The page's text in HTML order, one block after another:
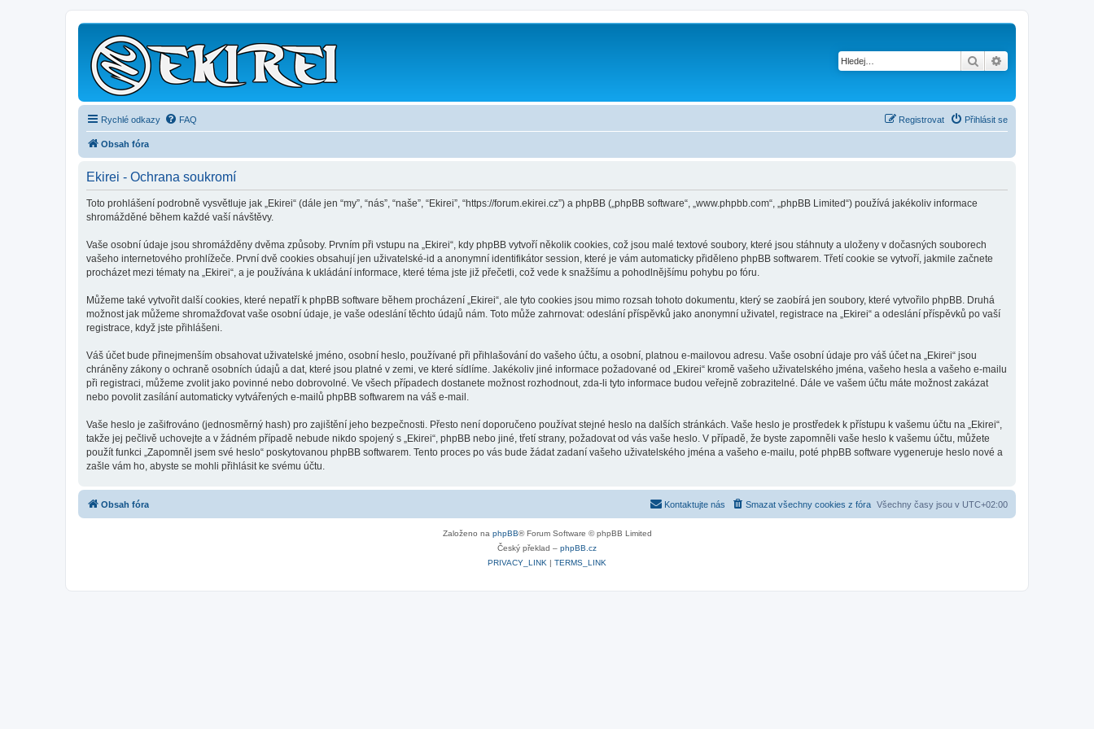
Hledat
Rychlé odkazy FAQ Přihlásit se
Registrovat
Obsah fóra
Ekirei - Ochrana soukromí
Toto prohlášení podrobně vysvětluje jak „Ekirei“ (dále jen “my”, “nás”, “naše”, “Ekirei”, “https://forum.ekirei.cz”) a phpBB („phpBB software“, „www.phpbb.com“, „phpBB Limited“) používá jakékoliv informace
shromážděné během každé vaší návštěvy.
Vaše osobní údaje jsou shromážděny dvěma způsoby. Prvním při vstupu na „Ekirei“, kdy phpBB vytvoří několik cookies, což jsou malé textové soubory, které jsou stáhnuty a uloženy v dočasných souborech
vašeho internetového prohlížeče. První dvě cookies obsahují jen uživatelské-id a anonymní identifikátor session, které je vám automaticky přiděleno phpBB softwarem. Třetí cookie se vytvoří, jakmile začnete
procházet mezi tématy na „Ekirei“, a je používána k ukládání informace, které téma jste již přečetli, což vede k snažšímu a pohodlnějšímu pohybu po fóru.
Můžeme také vytvořit další cookies, které nepatří k phpBB software během procházení „Ekirei“, ale tyto cookies jsou mimo rozsah tohoto dokumentu, který se zaobírá jen soubory, které vytvořilo phpBB. Druhá
možnost jak můžeme shromažďovat vaše osobní údaje, je vaše odeslání těchto údajů nám. Toto může zahrnovat: odeslání příspěvků jako anonymní uživatel, registrace na „Ekirei“ a odeslání příspěvků po vaší
registrace, když jste přihlášeni.
Váš účet bude přinejmenším obsahovat uživatelské jméno, osobní heslo, používané při přihlašování do vašeho účtu, a osobní, platnou e-mailovou adresu. Vaše osobní údaje pro váš účet na „Ekirei“ jsou
chráněny zákony o ochraně osobních údajů a dat, které jsou platné v zemi, ve které sídlíme. Jakékoliv jiné informace požadované od „Ekirei“ kromě vašeho uživatelského jména, vašeho hesla a vašeho e-mailu
při registraci, můžeme zvolit jako povinné nebo dobrovolné. Ve všech případech dostanete možnost rozhodnout, zda-li tyto informace budou veřejně zobrazitelné. Dále ve vašem účtu máte možnost zakázat
nebo povolit zasílání automaticky vytvářených e-mailů phpBB softwarem na váš e-mail.
Vaše heslo je zašifrováno (jednosměrný hash) pro zajištění jeho bezpečnosti. Přesto není doporučeno používat stejné heslo na dalších stránkách. Vaše heslo je prostředek k přístupu k vašemu účtu na „Ekirei“,
takže jej pečlivě uchovejte a v žádném případě nebude nikdo spojený s „Ekirei“, phpBB nebo jiné, třetí strany, požadovat od vás vaše heslo. V případě, že byste zapomněli vaše heslo k vašemu účtu, můžete
použít funkci „Zapomněl jsem své heslo“ poskytovanou phpBB softwarem. Tento proces po vás bude žádat zadaní vašeho uživatelského jména a vašeho e-mailu, poté phpBB software vygeneruje heslo nové a
zašle vám ho, abyste se mohli přihlásit ke svému účtu.
Obsah fóra Všechny časy jsou v UTC+02:00
Smazat všechny cookies z fóra
Kontaktujte nás
Založeno na phpBB® Forum Software © phpBB Limited
Český překlad – phpBB.cz
PRIVACY_LINK | TERMS_LINK